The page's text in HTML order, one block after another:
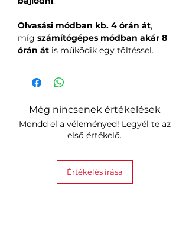
Olvasási módban kb. 4 órán át,
míg számítógépes módban akár 8
órán át is működik egy töltéssel.
Még nincsenek értékelések
Mondd el a véleményed! Legyél te az
első értékelő.
Értékelés írása